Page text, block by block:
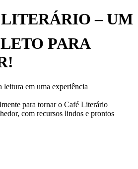
– UM
PARA
leitura em uma experiência
para tornar o Café Literário
com recursos lindos e prontos